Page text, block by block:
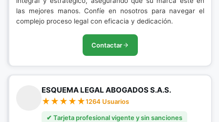
las mejores manos. Confíe en nosotros para navegar el
complejo proceso legal con eficacia y dedicación.
Contactar
ESQUEMA LEGAL ABOGADOS S.A.S.
1264 Usuarios
✔ Tarjeta profesional vigente y sin sanciones